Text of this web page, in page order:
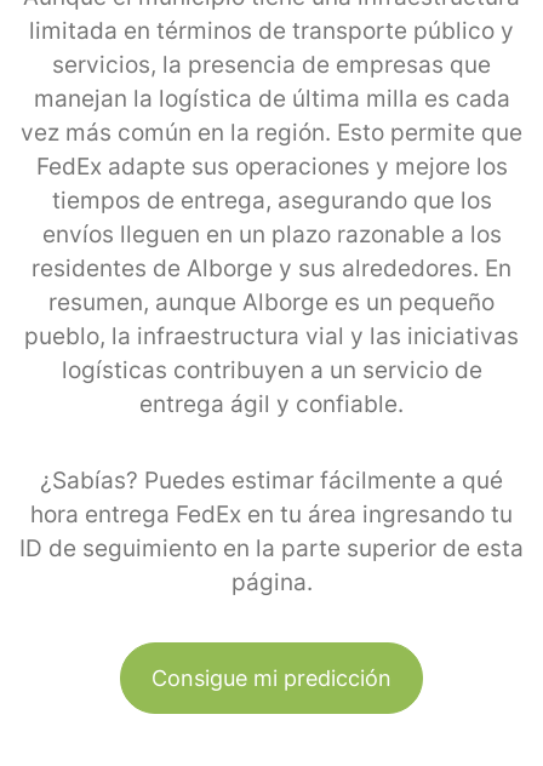
limitada en términos de transporte público y
servicios, la presencia de empresas que
manejan la logística de última milla es cada
vez más común en la región. Esto permite que
FedEx adapte sus operaciones y mejore los
tiempos de entrega, asegurando que los
envíos lleguen en un plazo razonable a los
residentes de Alborge y sus alrededores. En
resumen, aunque Alborge es un pequeño
pueblo, la infraestructura vial y las iniciativas
logísticas contribuyen a un servicio de
entrega ágil y confiable.
¿Sabías? Puedes estimar fácilmente a qué
hora entrega FedEx en tu área ingresando tu
ID de seguimiento en la parte superior de esta
página.
Consigue mi predicción